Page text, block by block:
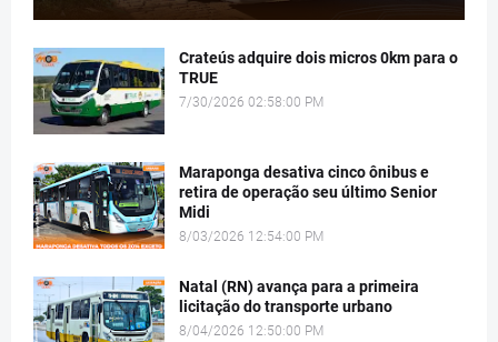
Crateús adquire dois micros 0km para o
TRUE
7/30/2026 02:58:00 PM
Maraponga desativa cinco ônibus e
retira de operação seu último Senior
Midi
8/03/2026 12:54:00 PM
Natal (RN) avança para a primeira
licitação do transporte urbano
8/04/2026 12:50:00 PM